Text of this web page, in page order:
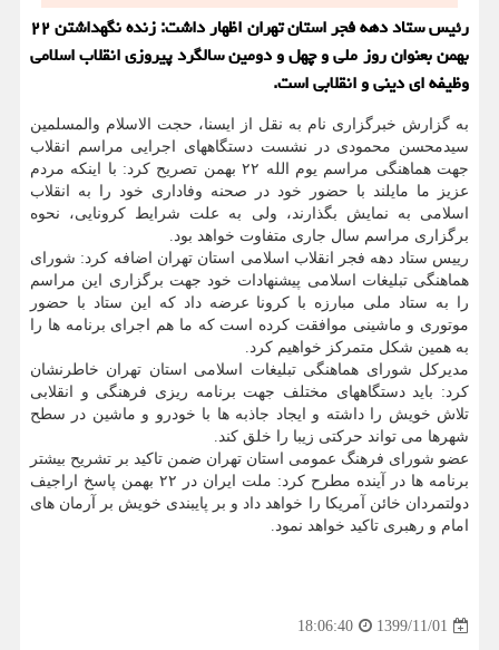
رئیس ستاد دهه فجر استان تهران اظهار داشت: زنده نگهداشتن ۲۲
بهمن بعنوان روز ملی و چهل و دومین سالگرد پیروزی انقلاب اسلامی
وظیفه ای دینی و انقلابی است.
به گزارش خبرگزاری نام به نقل از ایسنا، حجت الاسلام والمسلمین
سیدمحسن محمودی در نشست دستگاههای اجرایی مراسم انقلاب
جهت هماهنگی مراسم یوم الله ۲۲ بهمن تصریح کرد: با اینکه مردم
عزیز ما مایلند با حضور خود در صحنه وفاداری خود را به انقلاب
اسلامی به نمایش بگذارند، ولی به علت شرایط کرونایی، نحوه
برگزاری مراسم سال جاری متفاوت خواهد بود.
رییس ستاد دهه فجر انقلاب اسلامی استان تهران اضافه کرد: شورای
هماهنگی تبلیغات اسلامی پیشنهادات خود جهت برگزاری این مراسم
را به ستاد ملی مبارزه با کرونا عرضه داد که این ستاد با حضور
موتوری و ماشینی موافقت کرده است که ما هم اجرای برنامه ها را
به همین شکل متمرکز خواهیم کرد.
مدیرکل شورای هماهنگی تبلیغات اسلامی استان تهران خاطرنشان
کرد: باید دستگاههای مختلف جهت برنامه ریزی فرهنگی و انقلابی
تلاش خویش را داشته و ایجاد جاذبه ها با خودرو و ماشین در سطح
شهرها می تواند حرکتی زیبا را خلق کند.
عضو شورای فرهنگ عمومی استان تهران ضمن تاکید بر تشریح بیشتر
برنامه ها در آینده مطرح کرد: ملت ایران در ۲۲ بهمن پاسخ اراجیف
دولتمردان خائن آمریکا را خواهد داد و بر پایبندی خویش بر آرمان های
امام و رهبری تاکید خواهد نمود.
1399/11/01
18:06:40